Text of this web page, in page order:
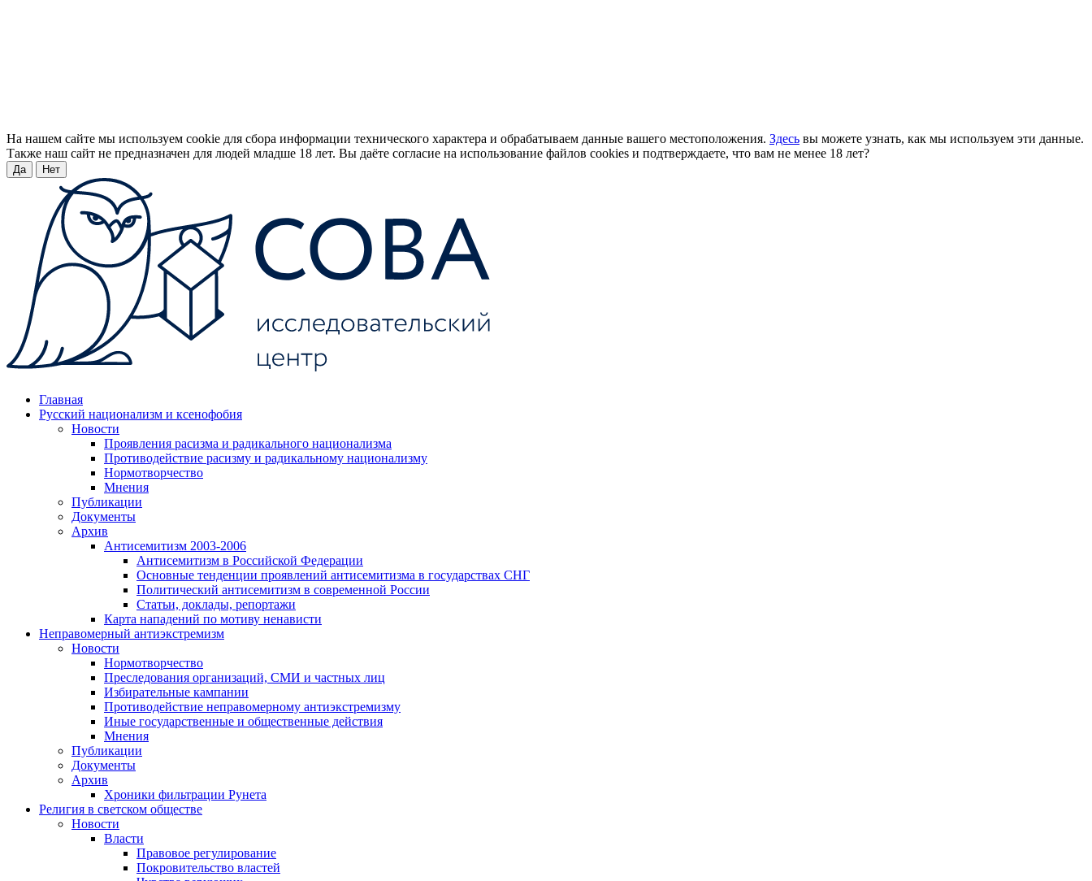
На нашем сайте мы используем cookie для сбора информации технического характера и обрабатываем данные вашего местоположения. Здесь вы можете узнать, как мы используем эти данные.
Также наш сайт не предназначен для людей младше 18 лет. Вы даёте согласие на использование файлов cookies и подтверждаете, что вам не менее 18 лет?
Да Нет
Главная
Русский национализм и ксенофобия
Новости
Проявления расизма и радикального национализма
Противодействие расизму и радикальному национализму
Нормотворчество
Мнения
Публикации
Документы
Архив
Антисемитизм 2003-2006
Антисемитизм в Российской Федерации
Основные тенденции проявлений антисемитизма в государствах СНГ
Политический антисемитизм в современной России
Статьи, доклады, репортажи
Карта нападений по мотиву ненависти
Неправомерный антиэкстремизм
Новости
Нормотворчество
Преследования организаций, СМИ и частных лиц
Избирательные кампании
Противодействие неправомерному антиэкстремизму
Иные государственные и общественные действия
Мнения
Публикации
Документы
Архив
Хроники фильтрации Рунета
Религия в светском обществе
Новости
Власти
Правовое регулирование
Покровительство властей